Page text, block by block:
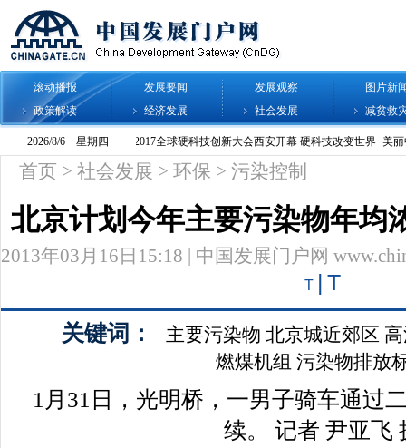
滚动播报 发展要闻 发展观察
图片新
政策解读
经济发展 社会发展 减贫救
首页 > 社会发展 > 环保 > 污染控制
北京计划今年主要污染物年均
2013年03月16日15:18 | 中国发展门户网
T T
关键词： 主要污染物 北京城近郊区
燃煤机组 污染物排放
1月31日，光明桥，一男子骑车通过
续。 记者 尹亚飞